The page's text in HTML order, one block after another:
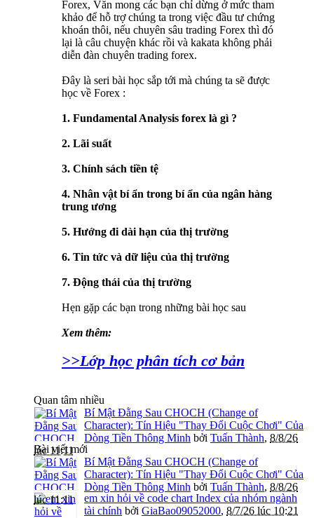
Forex, Văn mong các bạn chỉ dừng ở mức tham
khảo để hỗ trợ chúng ta trong việc đầu tư chứng
khoán thôi, nếu chuyên sâu trading Forex thì đó
lại là câu chuyện khác rồi và kakata không phải
diễn đàn chuyên trading forex.
Đây là seri bài học sắp tới mà chúng ta sẽ được
học về Forex :
1. Fundamental Analysis forex là gì ?
2. Lãi suất
3. Chính sách tiền tệ
4. Nhân vật bí ẩn trong bí ẩn của ngân hàng
trung ương
5. Hướng đi dài hạn của thị trường
6. Tin tức và dữ liệu của thị trường
7. Động thái của thị trường
Hẹn gặp các bạn trong những bài học sau
Xem thêm:
>>Lớp học phân tích cơ bản
Quan tâm nhiều
Bí Mật Đằng Sau CHOCH (Change of
Character): Tín Hiệu "Thay Đổi Cuộc Chơi" Của
Dòng Tiền Thông Minh bởi Tuấn Thành, 8/8/26
lúc 11:11
Bài viết mới
Bí Mật Đằng Sau CHOCH (Change of
Character): Tín Hiệu "Thay Đổi Cuộc Chơi" Của
Dòng Tiền Thông Minh bởi Tuấn Thành, 8/8/26
lúc 11:11
em xin hỏi về code chart Index của nhóm ngành
tài chính bởi GiaBao09052000, 8/7/26 lúc 10:21